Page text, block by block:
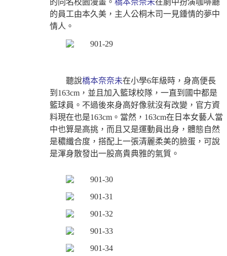
的員工由本久美，主人公桐木司一見鍾情的夢中
情人。
聽說橋本奈奈未在小學6年級時，身高便長
到163cm，並且加入籃球校隊，一直到國中都是
籃球員。不過後來身高好像就沒有改變，官方資
料現在也是163cm。當然，163cm在日本女藝人當
中也算是高挑，而且又是運動員出身，體態自然
是穠纖合度，搭配上一張清麗柔美的臉蛋，可說
是渾身散發出一股高貴典雅的氣質。